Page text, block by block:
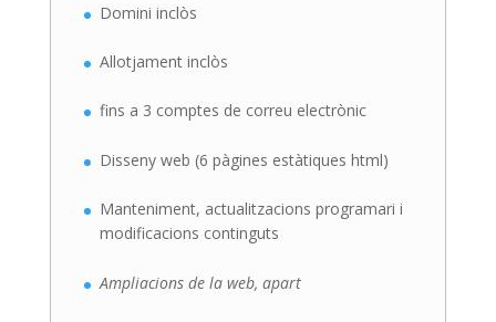
Domini inclòs
Allotjament inclòs
fins a 3 comptes de correu electrònic
Disseny web (6 pàgines estàtiques html)
Manteniment, actualitzacions programari i
modificacions continguts
Ampliacions de la web, apart